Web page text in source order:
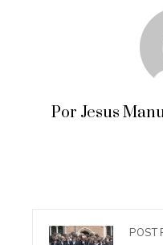
Por Jesus
POST